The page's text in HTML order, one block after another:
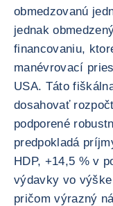
obmedzovanú
jednak
financovaniu,
manévrovací
USA. Táto
dosahovať
podporené
predpokladá
HDP, +14,5 % v
výdavky vo
pričom výrazný